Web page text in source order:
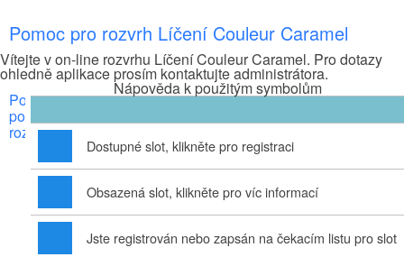
Pomoc pro rozvrh Líčení Couleur Caramel
Vítejte v on-line rozvrhu Líčení Couleur Caramel. Pro dotazy
ohledně aplikace prosím kontaktujte administrátora.
Nápověda k použitým symbolům
Dostupné slot, klikněte pro registraci
Obsazená slot, klikněte pro víc informací
Jste registrován nebo zapsán na čekacím listu pro slot
Pohyb
po
rozvrhu